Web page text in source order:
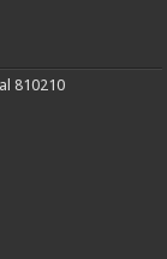
810210